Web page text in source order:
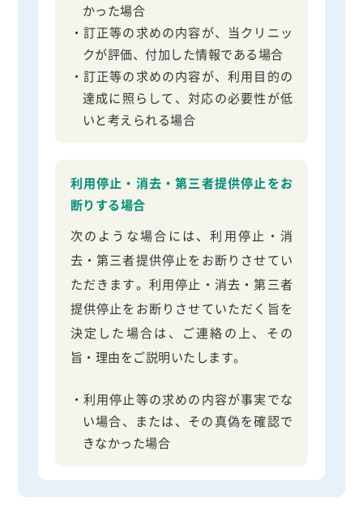
かった場合
・訂正等の求めの内容が、当クリニッ
クが評価、付加した情報である場合
・訂正等の求めの内容が、利用目的の
達成に照らして、対応の必要性が低
いと考えられる場合
利用停止・消去・第三者提供停止をお
断りする場合
次のような場合には、利用停止・消
去・第三者提供停止をお断りさせてい
ただきます。利用停止・消去・第三者
提供停止をお断りさせていただく旨を
決定した場合は、ご連絡の上、その
旨・理由をご説明いたします。
・利用停止等の求めの内容が事実でな
い場合、または、その真偽を確認で
きなかった場合